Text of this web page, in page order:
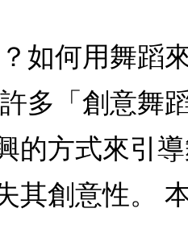
如何用舞蹈
多「創意舞
的方式來引
其創意性。